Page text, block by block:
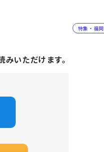
特集・福岡
いただけます。